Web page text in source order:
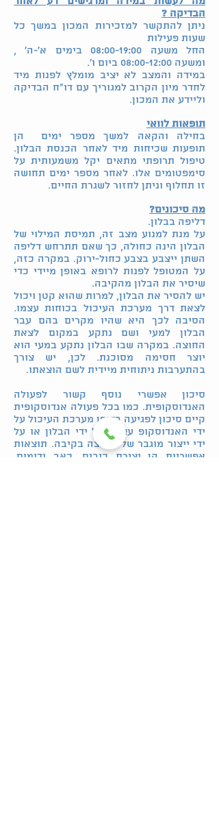
הבדיקה ?
ניתן להתקשר למזכירות המכון במשך כל
שעות פעילות
החל משעה 08:00-19:00 בימים א'-ה' ,
ומשעה 08:00-12:00 ביום ו'.
במידה והמצב לא יציב מומלץ לפנות מיד
לחדר מיון הקרוב למגוריך עם דו"ח הבדיקה
וליידע את המכון.
תופאות לוואי
בחילה והקאה למשך מספר ימים הן
תופעות שכיחות מיד לאחר הכנסת הבלון.
טיפול תרופתי מתאים יקל משמעותית על
סימפטומים אלו. לאחר מספר ימים תחושה
זו תחלוף וניתן לחזור לשגרת החיים.
מה סיכונים?
דליפה בבלון.
על מנת למנוע מצב זה, תמיסת המילוי של
הבלון הינה כחולה, כך שאם תתרחש דליפה
השתן ייצבע בצבע כחול-ירוק. במקרה כזה,
על המטופל לפנות לרופא באופן מיידי כדי
שיסיר את הבלון מהקיבה.
יש להסיר את הבלון, למרות שהוא קטן ויכול
לצאת דרך מערכת העיכול בכוחות עצמו.
הסיבה לכך היא שהיו מקרים בהם עבר
הבלון למעי ושם נתקע במקום לצאת
החוצה. במקרה שבו הבלון נתקע במעי הוא
יוצר חסימה מסוכנת. לכן, יש צורך
בהתערבות ניתוחית מיידית לשם הוצאתו.
סיכון אפשרי נוסף קשור לפעולה
האנדוסקופית. כמו בכל פעולה אנדוסקופית
קיים סיכון לפגיעה בדופן מערכת העיכול על
ידי האנדוסקופ עצמו, על ידי הבלון או על
ידי ייצור מוגבר של חומצה בקיבה. תוצאות
אפשריות הן יצירת כיבים, כאב ודימום.